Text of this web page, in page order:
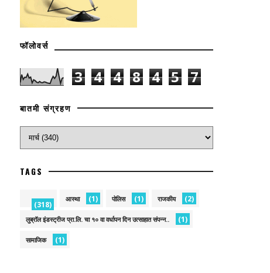
फॉलोवर्स
3 4 4 8 4 5 7
बातमी संग्रहण
TAGS
(318)
आस्था (1) पोलिस (1) राजकीय (2)
लुब्रॉल इंडस्ट्रीज प्रा.लि. चा १० वा वर्धापन दिन उत्साहात संपन्न.. (1)
सामाजिक (1)